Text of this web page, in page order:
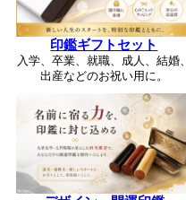
印鑑ギフトセット
入学、卒業、就職、成人、結婚、
出産などのお祝い用に。